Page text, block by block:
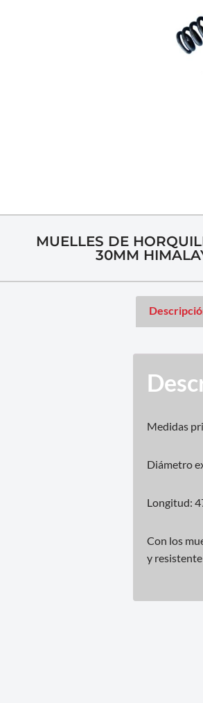
MUELLES DE
30MM
Medidas
Diámetro
Longitud:
Con los
y resistente